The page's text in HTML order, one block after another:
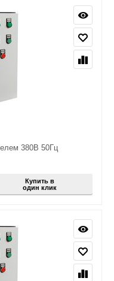
380В 50Гц
Купить в
один клик